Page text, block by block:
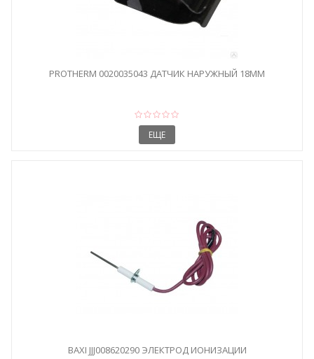
PROTHERM 0020035043 ДАТЧИК НАРУЖНЫЙ 18ММ
ЕЩЕ
BAXI JJJ008620290 ЭЛЕКТРОД ИОНИЗАЦИИ